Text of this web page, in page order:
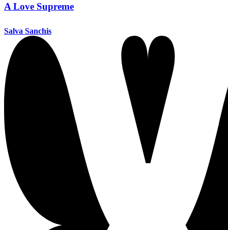
A Love Supreme
Salva Sanchis